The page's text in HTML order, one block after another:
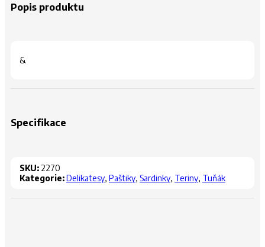
Popis produktu
&
Specifikace
SKU: 2270
Kategorie:Delikatesy, Paštiky, Sardinky, Teriny, Tuňák